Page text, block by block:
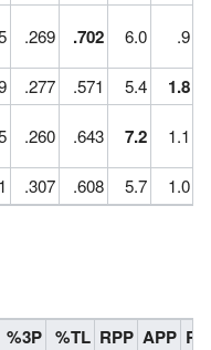
.269 .702 6.0 .9
.277 .571 5.4 1.8
.260 .643 7.2 1.1
.307 .608 5.7 1.0
%3P %TL RPP APP